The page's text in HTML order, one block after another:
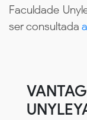
Faculdade
ser consultada